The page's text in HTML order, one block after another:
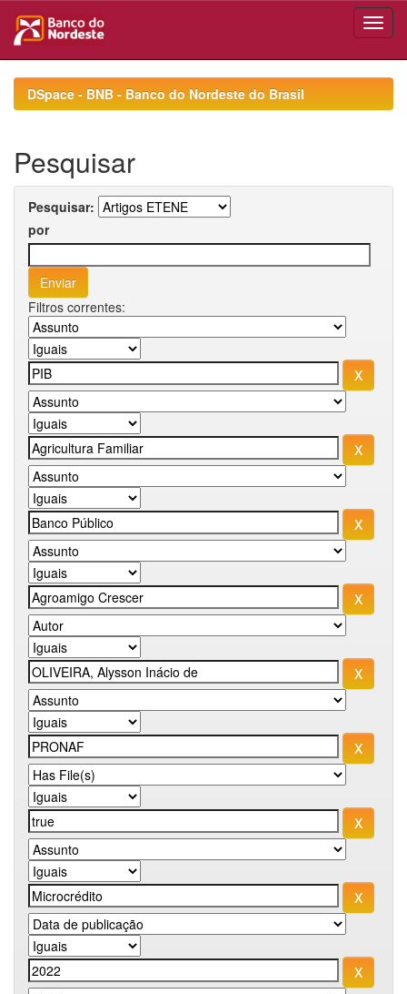
navigationDSpace - BNB - Banco do Nordeste do Brasil
Pesquisar
Pesquisar:
por
Filtros correntes: